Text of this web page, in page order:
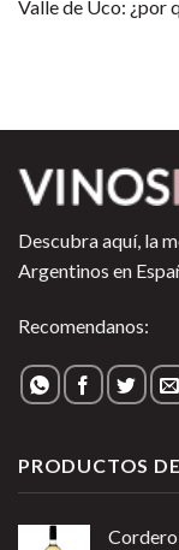
Valle de Uco: ¿por
Descubra aquí, la
Argentinos en
Recomendanos:
PRODUCTOS